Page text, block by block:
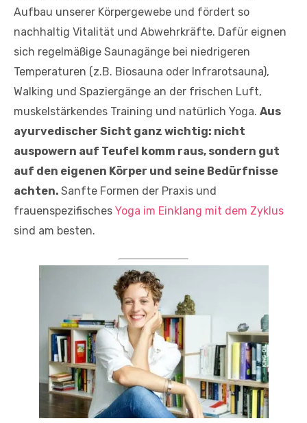
Aufbau unserer Körpergewebe und fördert so
nachhaltig Vitalität und Abwehrkräfte. Dafür eignen
sich regelmäßige Saunagänge bei niedrigeren
Temperaturen (z.B. Biosauna oder Infrarotsauna),
Walking und Spaziergänge an der frischen Luft,
muskelstärkendes Training und natürlich Yoga. Aus
ayurvedischer Sicht ganz wichtig: nicht
auspowern auf Teufel komm raus, sondern gut
auf den eigenen Körper und seine Bedürfnisse
achten. Sanfte Formen der Praxis und
frauenspezifisches Yoga im Einklang mit dem Zyklus
sind am besten.